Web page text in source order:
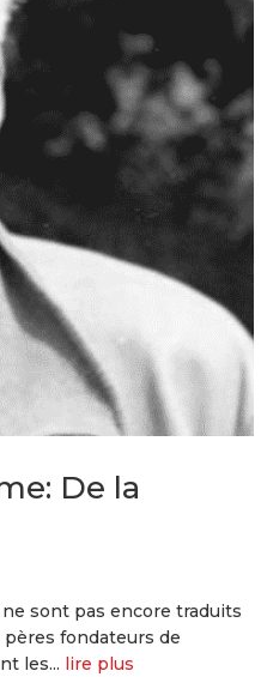
De la
sont pas encore traduits
fondateurs de
les... lire plus